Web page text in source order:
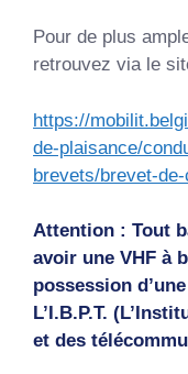
Pour de plus
retrouvez via le
https://
de-plaisance/
brevets/brevet-
Attention : Tout
avoir une VHF à
possession
L’I.B.P.T.
et des